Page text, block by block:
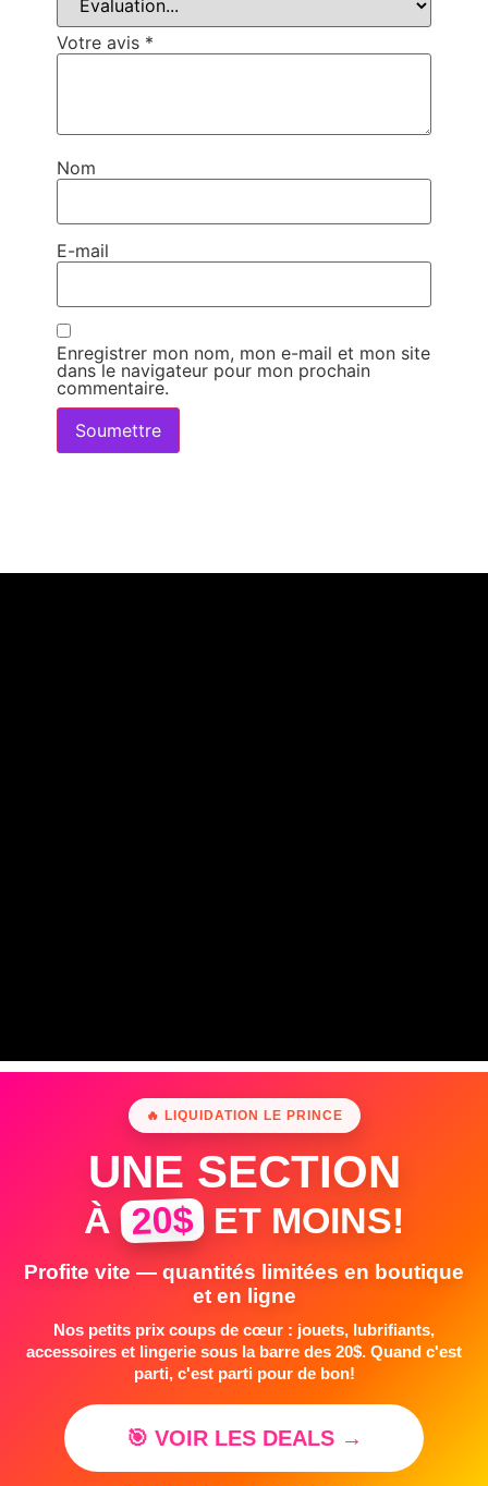
Votre avis *
Nom
E-mail
Enregistrer mon nom, mon e-mail et mon site
dans le navigateur pour mon prochain
commentaire.
🔥 LIQUIDATION LE PRINCE
UNE SECTION
À 20$ ET MOINS!
Profite vite — quantités limitées en boutique
et en ligne
Nos petits prix coups de cœur : jouets, lubrifiants,
accessoires et lingerie sous la barre des 20$. Quand c'est
parti, c'est parti pour de bon!
🎯 VOIR LES DEALS →